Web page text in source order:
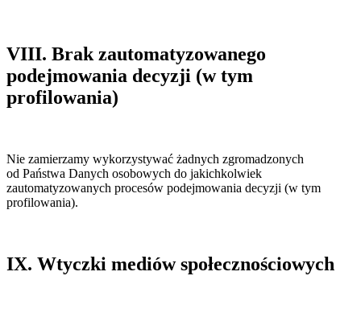
VIII. Brak zautomatyzowanego
podejmowania decyzji (w tym
profilowania)
Nie zamierzamy wykorzystywać żadnych zgromadzonych
od Państwa Danych osobowych do jakichkolwiek
zautomatyzowanych procesów podejmowania decyzji (w tym
profilowania).
IX. Wtyczki mediów społecznościowych